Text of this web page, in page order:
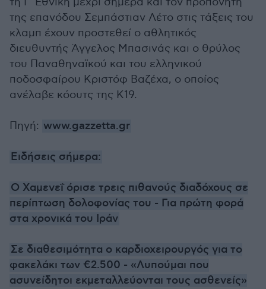
της επανόδου Σεμπάστιαν Λέτο στις τάξεις του
κλαμπ έχουν προστεθεί ο αθλητικός
διευθυντής Άγγελος Μπασινάς και ο θρύλος
του Παναθηναϊκού και του ελληνικού
ποδοσφαίρου Κριστόφ Βαζέχα, ο οποίος
ανέλαβε κόουτς της Κ19.
Πηγή: www.gazzetta.gr
Ειδήσεις σήμερα:
Ο Χαμενεΐ όρισε τρεις πιθανούς διαδόχους σε
περίπτωση δολοφονίας του - Για πρώτη φορά
στα χρονικά του Ιράν
Σε διαθεσιμότητα ο καρδιοχειρουργός για το
φακελάκι των €2.500 - «Λυπούμαι που
ασυνείδητοι εκμεταλλεύονται τους ασθενείς»